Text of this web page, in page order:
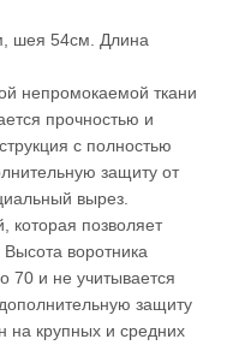
шея 54см. Длина
непромокаемой ткани
прочностью и
с полностью
защиту от
вырез.
позволяет
Высота воротника
70 и не учитывается
защиту
на крупных и средних